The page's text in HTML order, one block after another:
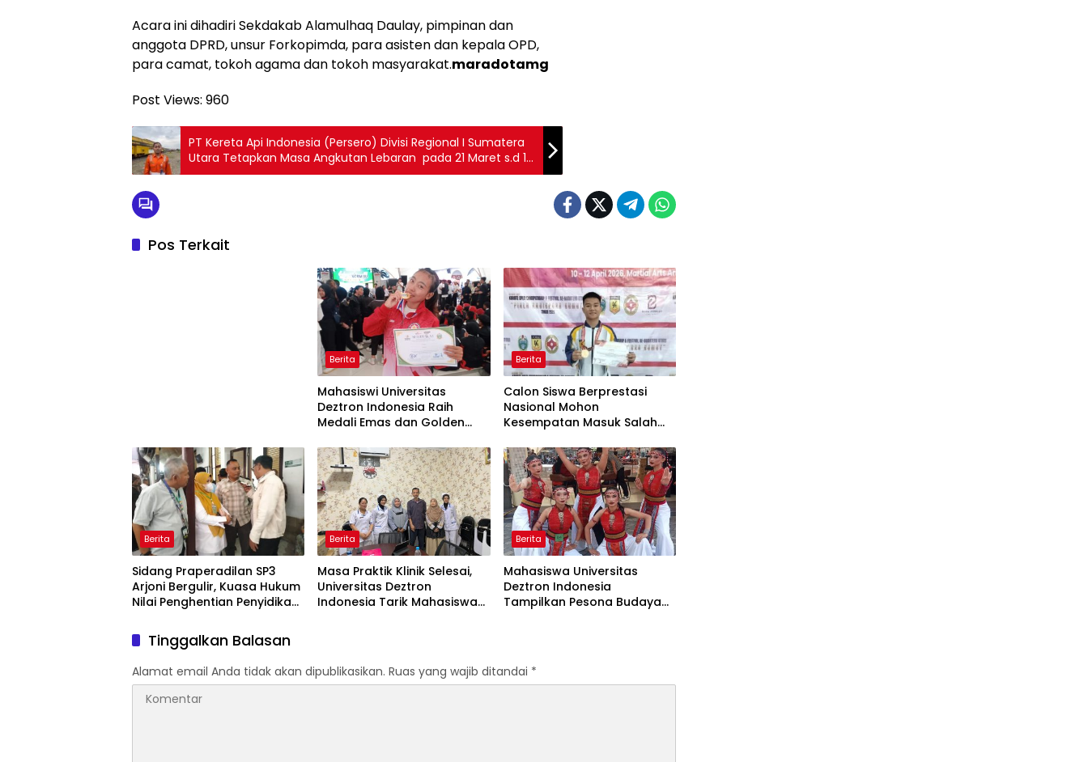
Acara ini dihadiri Sekdakab Alamulhaq Daulay, pimpinan dan
anggota DPRD, unsur Forkopimda, para asisten dan kepala OPD,
para camat, tokoh agama dan tokoh masyarakat.maradotamg
Post Views: 960
PT Kereta Api Indonesia (Persero) Divisi Regional I Sumatera
Utara Tetapkan Masa Angkutan Lebaran pada 21 Maret s.d 11
April 2025
Pos Terkait
Berita
Mahasiswi Universitas
Deztron Indonesia Raih
Medali Emas dan Golden
Berita
Calon Siswa Berprestasi
Nasional Mohon
Kesempatan Masuk Salah
Berita
Sidang Praperadilan SP3
Arjoni Bergulir, Kuasa Hukum
Nilai Penghentian Penyidikan
Berita
Masa Praktik Klinik Selesai,
Universitas Deztron
Indonesia Tarik Mahasiswa
Berita
Mahasiswa Universitas
Deztron Indonesia
Tampilkan Pesona Budaya
Tinggalkan Balasan
Alamat email Anda tidak akan dipublikasikan. Ruas yang wajib ditandai *